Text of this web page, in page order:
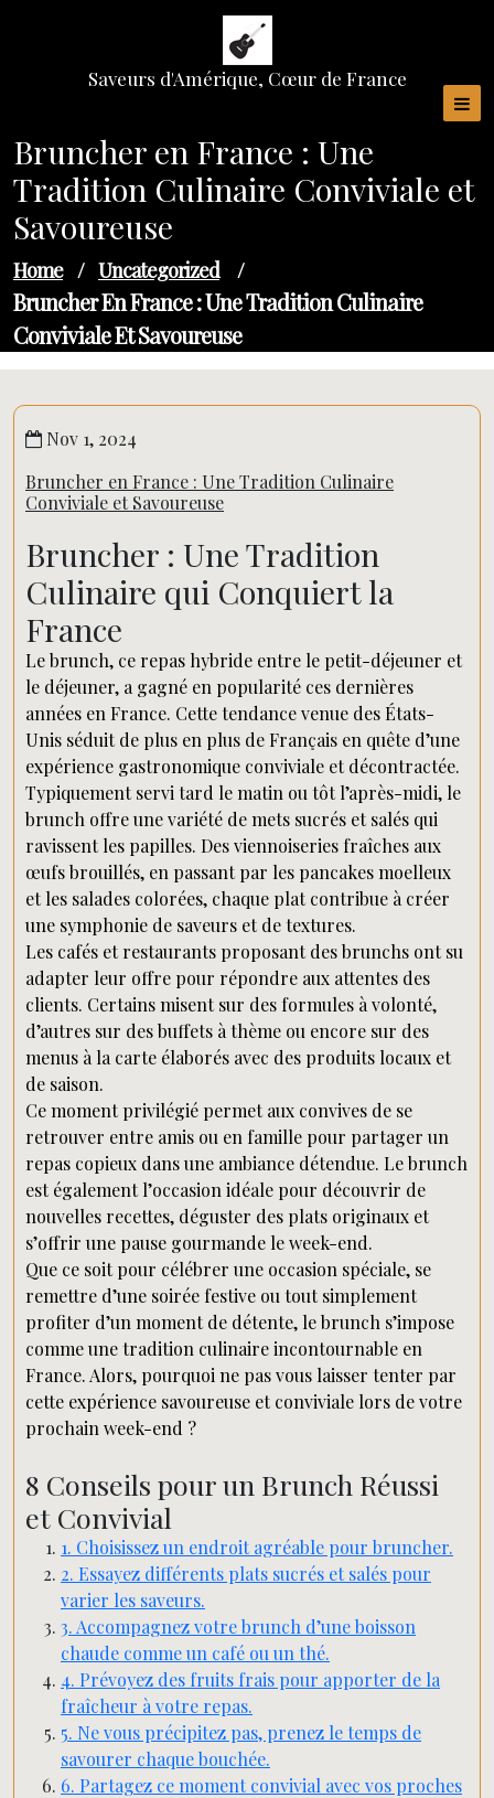
Saveurs d'Amérique, Cœur de France
Bruncher en France : Une
Tradition Culinaire Conviviale et
Savoureuse
Home / Uncategorized /
Bruncher En France : Une Tradition Culinaire
Conviviale Et Savoureuse
Nov 1, 2024
Bruncher en France : Une Tradition Culinaire
Conviviale et Savoureuse
Bruncher : Une Tradition
Culinaire qui Conquiert la
France
Le brunch, ce repas hybride entre le petit-déjeuner et
le déjeuner, a gagné en popularité ces dernières
années en France. Cette tendance venue des États-
Unis séduit de plus en plus de Français en quête d’une
expérience gastronomique conviviale et décontractée.
Typiquement servi tard le matin ou tôt l’après-midi, le
brunch offre une variété de mets sucrés et salés qui
ravissent les papilles. Des viennoiseries fraîches aux
œufs brouillés, en passant par les pancakes moelleux
et les salades colorées, chaque plat contribue à créer
une symphonie de saveurs et de textures.
Les cafés et restaurants proposant des brunchs ont su
adapter leur offre pour répondre aux attentes des
clients. Certains misent sur des formules à volonté,
d’autres sur des buffets à thème ou encore sur des
menus à la carte élaborés avec des produits locaux et
de saison.
Ce moment privilégié permet aux convives de se
retrouver entre amis ou en famille pour partager un
repas copieux dans une ambiance détendue. Le brunch
est également l’occasion idéale pour découvrir de
nouvelles recettes, déguster des plats originaux et
s’offrir une pause gourmande le week-end.
Que ce soit pour célébrer une occasion spéciale, se
remettre d’une soirée festive ou tout simplement
profiter d’un moment de détente, le brunch s’impose
comme une tradition culinaire incontournable en
France. Alors, pourquoi ne pas vous laisser tenter par
cette expérience savoureuse et conviviale lors de votre
prochain week-end ?
8 Conseils pour un Brunch Réussi
et Convivial
1. Choisissez un endroit agréable pour bruncher.
2. Essayez différents plats sucrés et salés pour
varier les saveurs.
3. Accompagnez votre brunch d’une boisson
chaude comme un café ou un thé.
4. Prévoyez des fruits frais pour apporter de la
fraîcheur à votre repas.
5. Ne vous précipitez pas, prenez le temps de
savourer chaque bouchée.
6. Partagez ce moment convivial avec vos proches